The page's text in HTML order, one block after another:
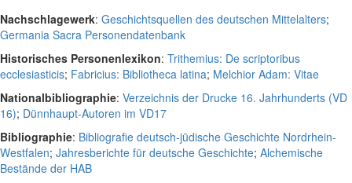
Nachschlagewerk: Geschichtsquellen des deutschen Mittelalters;
Germania Sacra Personendatenbank
Historisches Personenlexikon: Trithemius: De scriptoribus
ecclesiasticis; Fabricius: Bibliotheca latina; Melchior Adam: Vitae
Nationalbibliographie: Verzeichnis der Drucke 16. Jahrhunderts (VD
16); Dünnhaupt-Autoren im VD17
Bibliographie: Bibliografie deutsch-jüdische Geschichte Nordrhein-
Westfalen; Jahresberichte für deutsche Geschichte; Alchemische
Bestände der HAB